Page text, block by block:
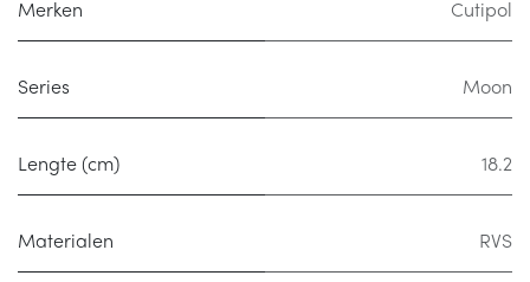
Merken Cutipol
Series Moon
Lengte (cm) 18.2
Materialen RVS